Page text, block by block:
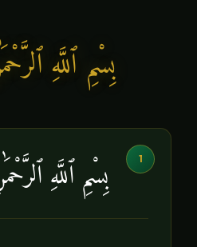
بِسْمِ ٱللَّهِ
1 بِسْمِ ٱللَّهِ